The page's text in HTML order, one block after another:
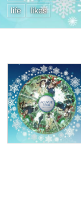
life
likes